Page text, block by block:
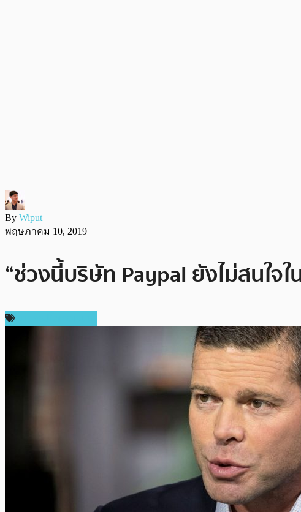
By Wiput
พฤษภาคม 10, 2019
“ช่วงนี้บริษัท Paypal ยังไม่สนใจ